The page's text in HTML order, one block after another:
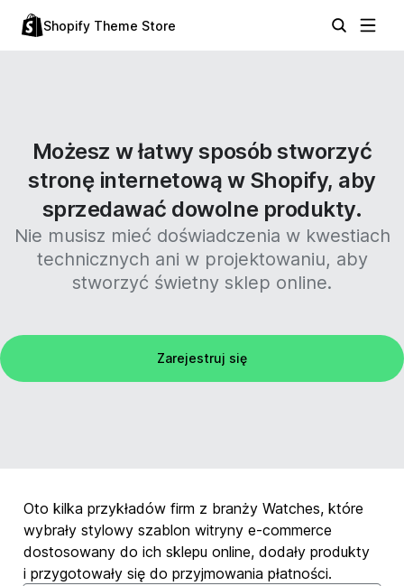
Shopify Theme Store
Możesz w łatwy sposób stworzyć
stronę internetową w Shopify, aby
sprzedawać dowolne produkty.
Nie musisz mieć doświadczenia w kwestiach
technicznych ani w projektowaniu, aby
stworzyć świetny sklep online.
Zarejestruj się
Oto kilka przykładów firm z branży Watches, które
wybrały stylowy szablon witryny e-commerce
dostosowany do ich sklepu online, dodały produkty
i przygotowały się do przyjmowania płatności.